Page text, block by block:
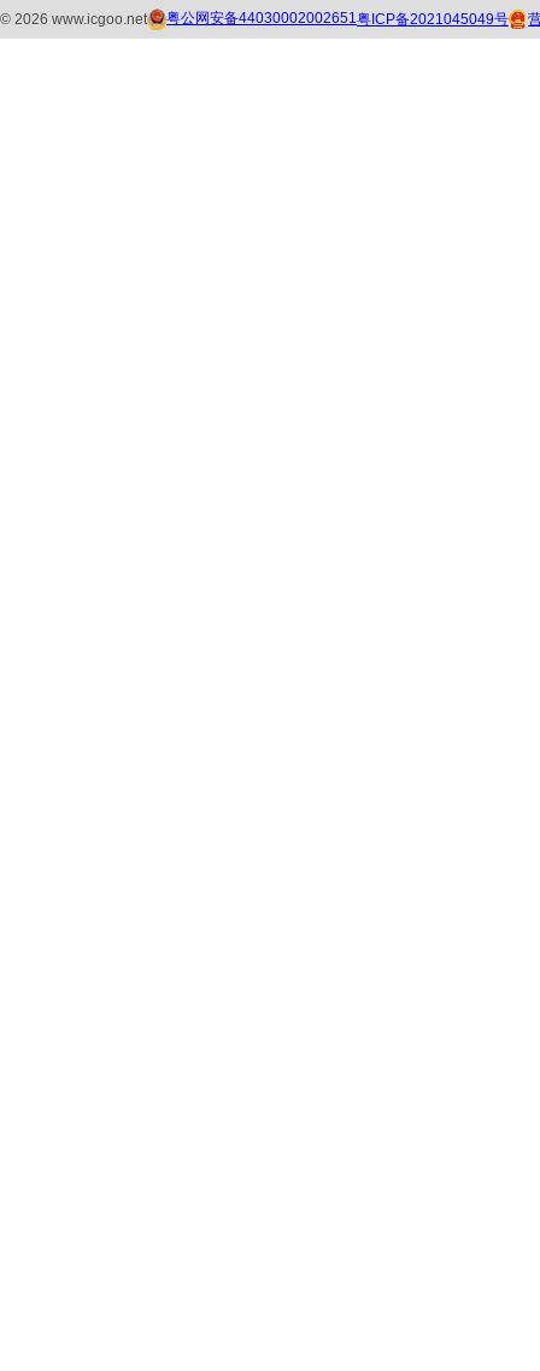
© 2026 www.icgoo.net 粤公网安备44030002002651粤ICP备2021045049号